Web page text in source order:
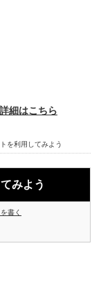
詳細はこちら
を利用してみよう
みよう
書く